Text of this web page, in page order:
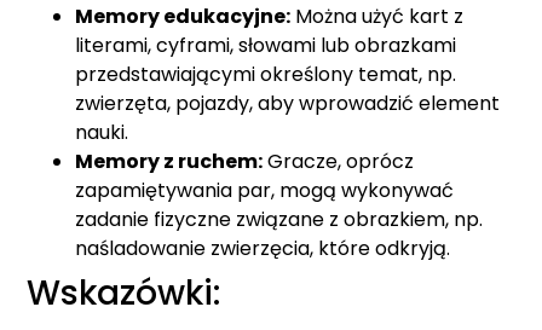
Memory edukacyjne: Można użyć kart z
literami, cyframi, słowami lub obrazkami
przedstawiającymi określony temat, np.
zwierzęta, pojazdy, aby wprowadzić element
nauki.
Memory z ruchem:Gracze, oprócz
zapamiętywania par, mogą wykonywać
zadanie fizyczne związane z obrazkiem, np.
naśladowanie zwierzęcia, które odkryją.
Wskazówki: